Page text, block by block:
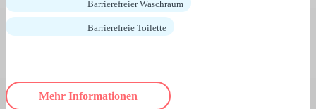
Barrierefreier Waschraum
Barrierefreie Toilette
Mehr Informationen